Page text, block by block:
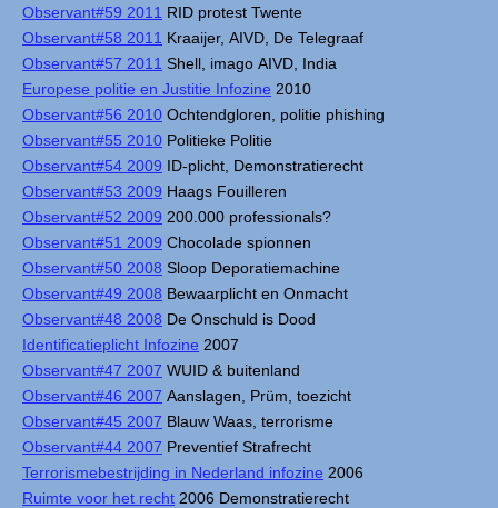
Observant#59 2011 RID protest Twente
Observant#58 2011 Kraaijer, AIVD, De Telegraaf
Observant#57 2011 Shell, imago AIVD, India
Europese politie en Justitie Infozine 2010
Observant#56 2010 Ochtendgloren, politie phishing
Observant#55 2010 Politieke Politie
Observant#54 2009 ID-plicht, Demonstratierecht
Observant#53 2009 Haags Fouilleren
Observant#52 2009 200.000 professionals?
Observant#51 2009 Chocolade spionnen
Observant#50 2008 Sloop Deporatiemachine
Observant#49 2008 Bewaarplicht en Onmacht
Observant#48 2008 De Onschuld is Dood
Identificatieplicht Infozine 2007
Observant#47 2007 WUID & buitenland
Observant#46 2007 Aanslagen, Prüm, toezicht
Observant#45 2007 Blauw Waas, terrorisme
Observant#44 2007 Preventief Strafrecht
Terrorismebestrijding in Nederland infozine 2006
Ruimte voor het recht 2006 Demonstratierecht